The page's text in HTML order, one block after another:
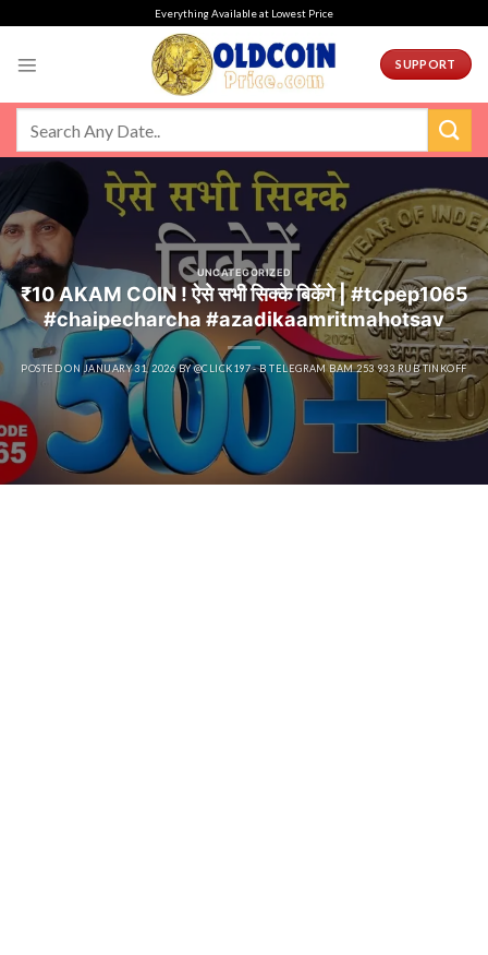
Everything Available at Lowest Price
SUPPORT
UNCATEGORIZED
₹10 AKAM COIN ! ऐसे सभी सिक्के बिकेंगे | #tcpep1065
#chaipecharcha #azadikaamritmahotsav
POSTED ONJANUARY 31, 2026 BY@CLICK197 - B TELEGRAM BAM 253 933 RUB TINKOFF